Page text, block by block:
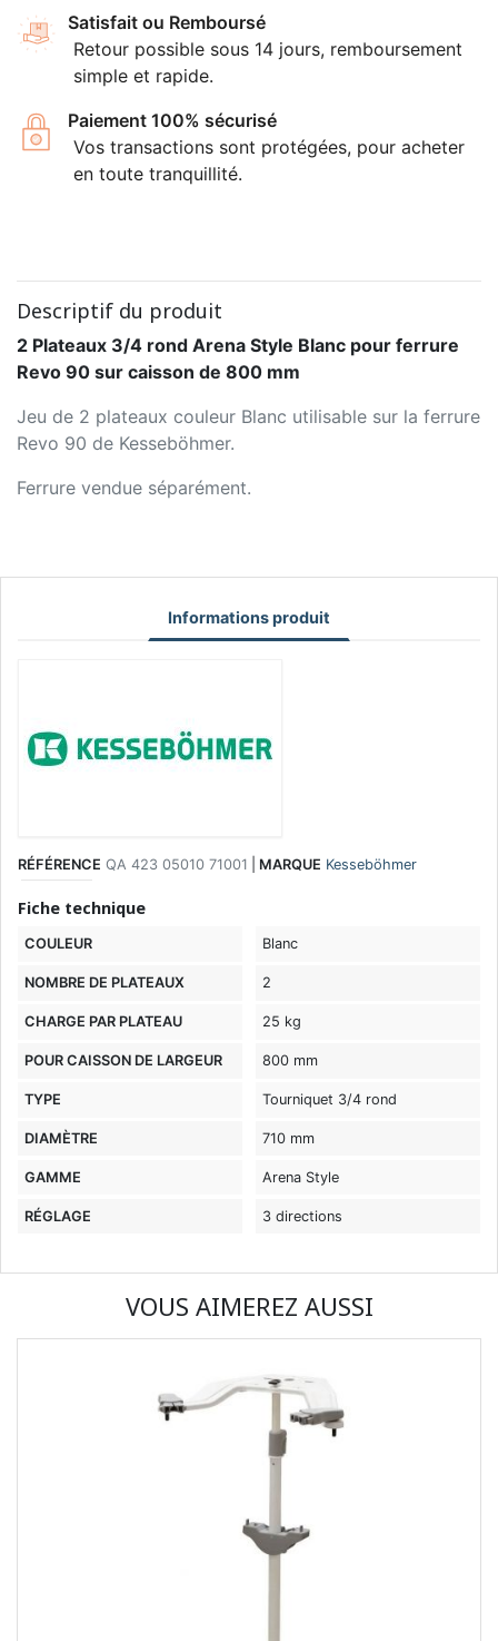
Satisfait ou Remboursé
Retour possible sous 14 jours, remboursement
simple et rapide.
Paiement 100% sécurisé
Vos transactions sont protégées, pour acheter
en toute tranquillité.
Descriptif du produit
2 Plateaux 3/4 rond Arena Style Blanc pour ferrure
Revo 90 sur caisson de 800 mm
Jeu de 2 plateaux couleur Blanc utilisable sur la ferrure
Revo 90 de Kesseböhmer.
Ferrure vendue séparément.
Informations produit
RÉFÉRENCE QA 423 05010 71001 MARQUE Kesseböhmer
Fiche technique
COULEUR Blanc
NOMBRE DE PLATEAUX 2
CHARGE PAR PLATEAU 25 kg
POUR CAISSON DE LARGEUR 800 mm
TYPE Tourniquet 3/4 rond
DIAMÈTRE 710 mm
GAMME Arena Style
RÉGLAGE 3 directions
VOUS AIMEREZ AUSSI